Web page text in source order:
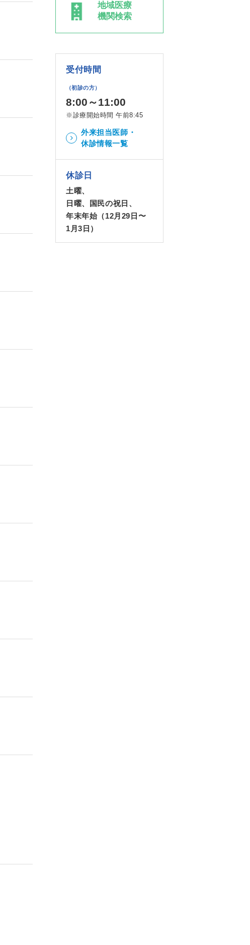
地域医療
機関検索
受付時間
（初診の方）
8:00～11:00
※診療開始時間 午前8:45
外来担当医師・
休診情報一覧
休診日
土曜、
日曜、国民の祝日、
年末年始（12月29日〜
1月3日）